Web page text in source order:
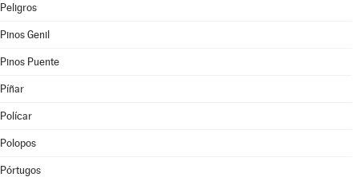
Peligros
Pinos Genil
Pinos Puente
Píñar
Polícar
Polopos
Pórtugos